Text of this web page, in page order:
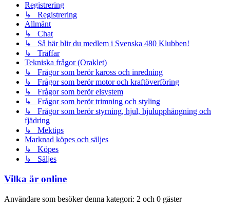
Registrering
↳ Registrering
Allmänt
↳ Chat
↳ Så här blir du medlem i Svenska 480 Klubben!
↳ Träffar
Tekniska frågor (Oraklet)
↳ Frågor som berör kaross och inredning
↳ Frågor som berör motor och kraftöverföring
↳ Frågor som berör elsystem
↳ Frågor som berör trimning och styling
↳ Frågor som berör styrning, hjul, hjulupphängning och
fjädring
↳ Mektips
Marknad köpes och säljes
↳ Köpes
↳ Säljes
Vilka är online
Användare som besöker denna kategori: 2 och 0 gäster